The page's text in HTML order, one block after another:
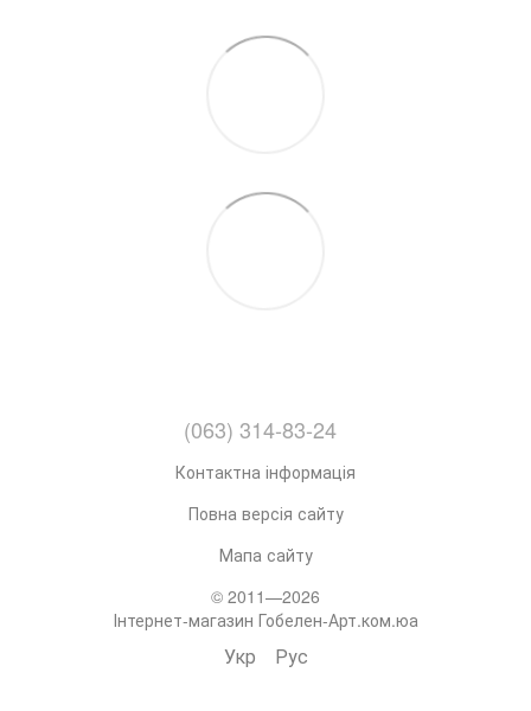
(063) 314-83-24
Контактна інформація
Повна версія сайту
Мапа сайту
© 2011—2026
Інтернет-магазин Гобелен-Арт.ком.юа
Укр Рус